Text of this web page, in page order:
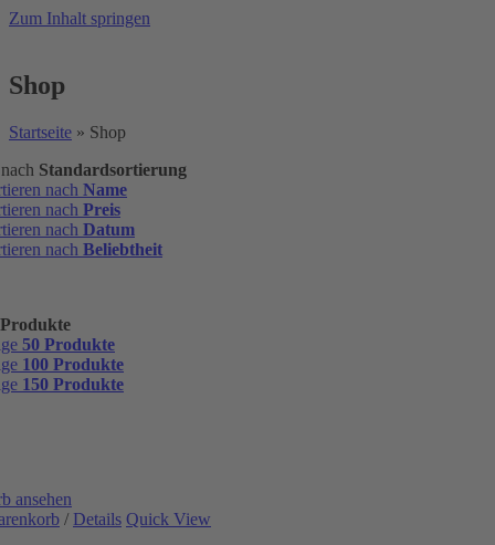
Zum Inhalt springen
Shop
Startseite » Shop
Standardsortierung
nach Name
nach Preis
nach Datum
nach Beliebtheit
50 Produkte
100 Produkte
150 Produkte
ansehen
/ Details Quick View